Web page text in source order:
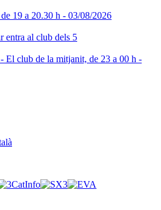
19 a 20.30 h - 03/08/2026
entra al club dels 5
El club de la mitjanit, de 23 a 00 h -